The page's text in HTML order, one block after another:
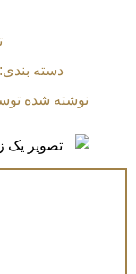
دسته بندی:
نوشته شده